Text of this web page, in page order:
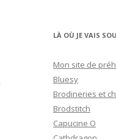
LÀ OÙ JE VAIS
Mon site de
Bluesy
Brodineries et
Brodstitch
Capucine O